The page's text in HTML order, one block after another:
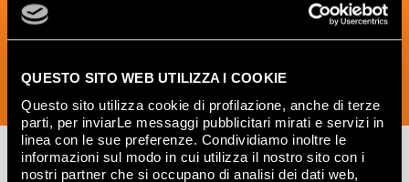
QUESTO SITO WEB UTILIZZA I COOKIE
Questo sito utilizza cookie di profilazione, anche di terze
parti, per inviarLe messaggi pubblicitari mirati e servizi in
linea con le sue preferenze. Condividiamo inoltre le
informazioni sul modo in cui utilizza il nostro sito con i
nostri partner che si occupano di analisi dei dati web,
design.
ISCRIVITI ORA